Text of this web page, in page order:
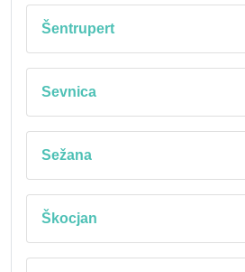
Šentrupert
Sevnica
Sežana
Škocjan